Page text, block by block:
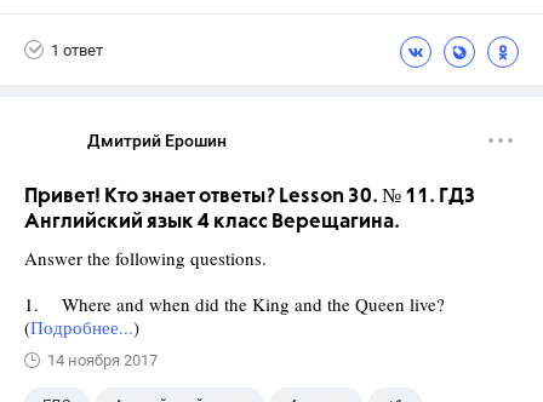
1 ответ
Дмитрий Ерошин
Привет! Кто знает ответы? Lesson 30. № 11. ГДЗ
Английский язык 4 класс Верещагина.
Answer the following questions.
1. Where and when did the King and the Queen live?
(Подробнее...)
14 ноября 2017